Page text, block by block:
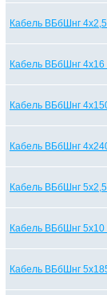
Кабель ВБбШнг
Кабель ВБбШнг 4х16
Кабель ВБбШнг
Кабель ВБбШнг
Кабель ВБбШнг
Кабель ВБбШнг 5х10
Кабель ВБбШнг